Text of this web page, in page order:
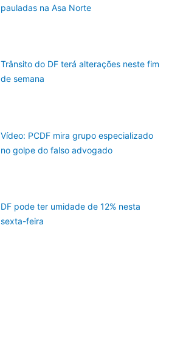
pauladas na Asa Norte
Trânsito do DF terá alterações neste fim
de semana
Vídeo: PCDF mira grupo especializado
no golpe do falso advogado
DF pode ter umidade de 12% nesta
sexta-feira